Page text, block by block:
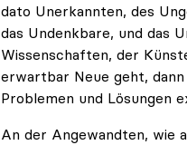
dato Unerkannten, des
das Undenkbare, und das
Wissenschaften, der
erwartbar Neue geht,
Problemen und Lösungen
An der Angewandten, wie